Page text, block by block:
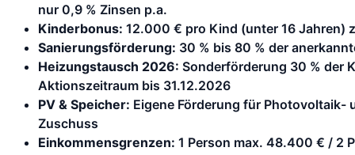
nur 0,9 % Zinsen p.a.
Kinderbonus: 12.000 € pro Kind (unter 16 Jahren)
Sanierungsförderung: 30 % bis 80 % der
Heizungstausch 2026: Sonderförderung 30 % der
Aktionszeitraum bis 31.12.2026
PV & Speicher: Eigene Förderung für Photovoltaik-
Zuschuss
Einkommensgrenzen: 1 Person max. 48.400 € / 2